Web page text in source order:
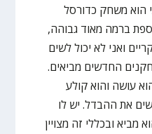
הוא משחק כדורסל
הוא תוספת ברמה מאוד גבוהה,
ואני לא יכול לשים
החדשים מביאים.
עושה והוא קולע
את ההבדל. יש לו
מביא ובכללי זה מצויין